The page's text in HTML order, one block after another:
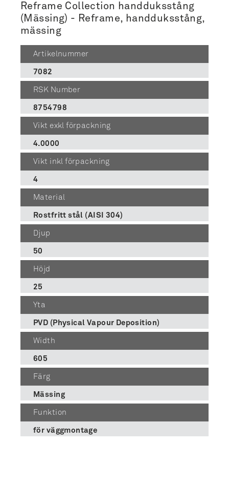
Reframe Collection handduksstång
(Mässing) - Reframe, handduksstång,
mässing
Artikelnummer
7082
RSK Number
8754798
Vikt exkl förpackning
4.0000
Vikt inkl förpackning
4
Material
Rostfritt stål (AISI 304)
Djup
50
Höjd
25
Yta
PVD (Physical Vapour Deposition)
Width
605
Färg
Mässing
Funktion
för väggmontage